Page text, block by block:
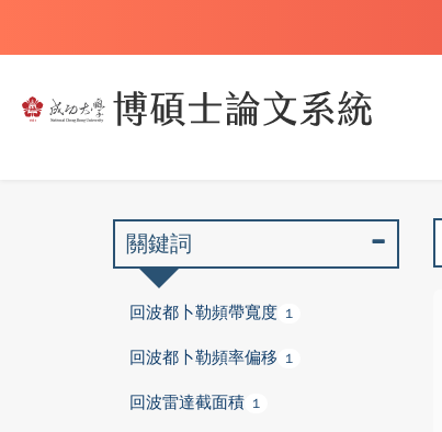
關鍵詞
回波都卜勒頻帶寬度 1
回波都卜勒頻率偏移 1
回波雷達截面積 1